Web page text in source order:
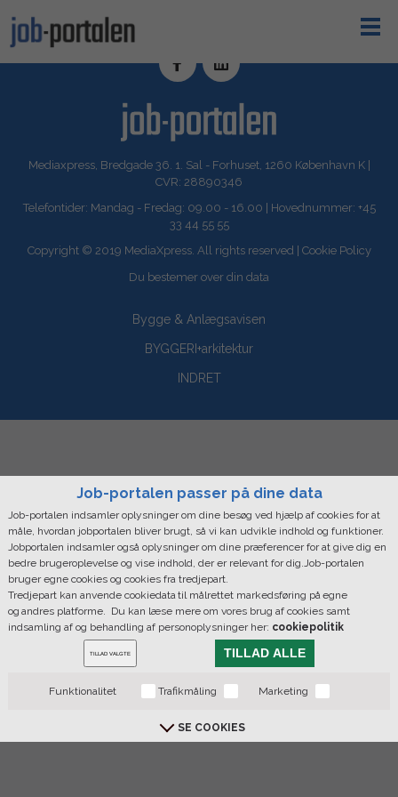
Mediaxpress, Bredgade 36. 1. Sal - Forhuset, 1260 København K |
CVR: 28890346
Telefontider: Mandag - Fredag: 09.00 - 16.00 | Hovednummer: +45
33 44 55 55
Copyright © 2019 MediaXpress. All rights reserved | Cookie Policy
Du bestemer over din data
Bygge & Anlægsavisen
BYGGERI+arkitektur
INDRET
Job-portalen passer på dine data
Job-portalen indsamler oplysninger om dine besøg ved hjælp af cookies for at
måle, hvordan jobportalen bliver brugt, så vi kan udvikle indhold og funktioner.
Jobportalen indsamler også oplysninger om dine præferencer for at give dig en
bedre brugeroplevelse og vise indhold, der er relevant for dig.Job-portalen
bruger egne cookies og cookies fra tredjepart.
Tredjepart kan anvende cookiedata til målrettet markedsføring på egne
og andres platforme. Du kan læse mere om vores brug af cookies samt
indsamling af og behandling af personoplysninger her: cookiepolitik
TILLAD VALGTE TILLAD ALLE
Funktionalitet Trafikmåling Marketing
SE COOKIES